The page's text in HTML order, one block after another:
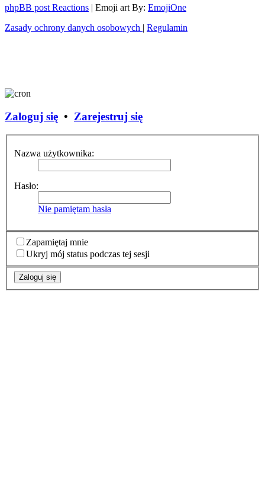
phpBB post Reactions | Emoji art By: EmojiOne
Zasady ochrony danych osobowych | Regulamin
Zaloguj się • Zarejestruj się
Nazwa użytkownika:
Hasło:
Nie pamiętam hasła
Zapamiętaj mnie
Ukryj mój status podczas tej sesji